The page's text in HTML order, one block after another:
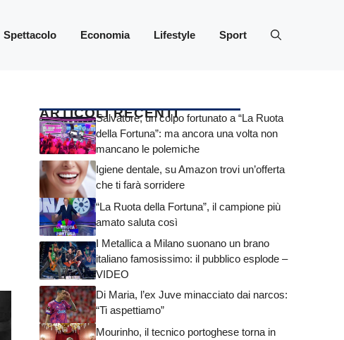
Spettacolo Economia Lifestyle Sport
ARTICOLI RECENTI
Salvatore, un colpo fortunato a “La Ruota
della Fortuna”: ma ancora una volta non
mancano le polemiche
Igiene dentale, su Amazon trovi un’offerta
che ti farà sorridere
“La Ruota della Fortuna”, il campione più
amato saluta così
I Metallica a Milano suonano un brano
italiano famosissimo: il pubblico esplode –
VIDEO
Di Maria, l’ex Juve minacciato dai narcos:
“Ti aspettiamo”
Mourinho, il tecnico portoghese torna in